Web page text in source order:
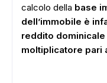
calcolo della base
dell’immobile è
reddito
moltiplicatore pari